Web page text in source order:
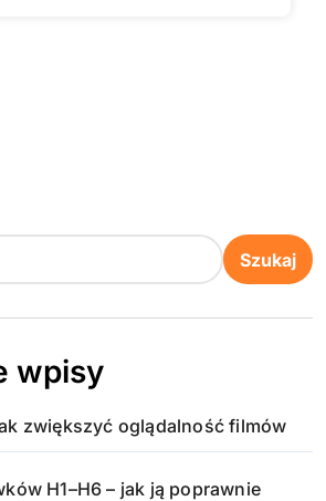
Szukaj
wpisy
zwiększyć oglądalność filmów
H1–H6 – jak ją poprawnie